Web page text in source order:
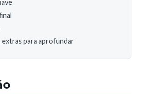
extras para aprofundar